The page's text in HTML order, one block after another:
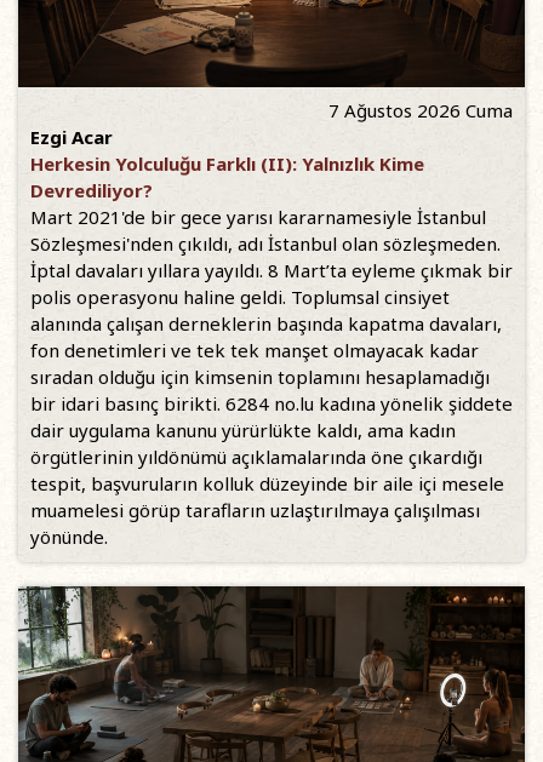
7 Ağustos 2026 Cuma
Ezgi Acar
Herkesin Yolculuğu Farklı (II): Yalnızlık Kime
Devrediliyor?
Mart 2021'de bir gece yarısı kararnamesiyle İstanbul
Sözleşmesi'nden çıkıldı, adı İstanbul olan sözleşmeden.
İptal davaları yıllara yayıldı. 8 Mart’ta eyleme çıkmak bir
polis operasyonu haline geldi. Toplumsal cinsiyet
alanında çalışan derneklerin başında kapatma davaları,
fon denetimleri ve tek tek manşet olmayacak kadar
sıradan olduğu için kimsenin toplamını hesaplamadığı
bir idari basınç birikti. 6284 no.lu kadına yönelik şiddete
dair uygulama kanunu yürürlükte kaldı, ama kadın
örgütlerinin yıldönümü açıklamalarında öne çıkardığı
tespit, başvuruların kolluk düzeyinde bir aile içi mesele
muamelesi görüp tarafların uzlaştırılmaya çalışılması
yönünde.